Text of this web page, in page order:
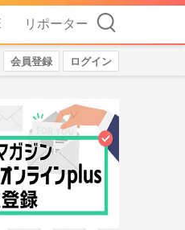
リポーター 検索
会員登録 ログイン